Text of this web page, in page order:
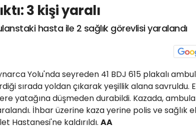
3 kişi yaralı
hasta ile 2 sağlık görevlisi yaralandı
Yolu'nda seyreden 41 BDJ 615 plakalı
sırada yoldan çıkarak yeşillik alana savruldu.
yatağına düşmeden durabildi. Kazada,
İhbar üzerine kaza yerine polis ve sağlık
Hastanesi'ne kaldırıldı. AA